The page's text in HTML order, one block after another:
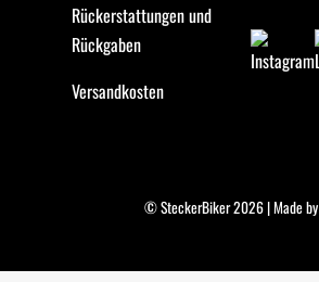
Rückerstattungen und
Rückgaben
Versandkosten
© SteckerBiker 2026 | Made by